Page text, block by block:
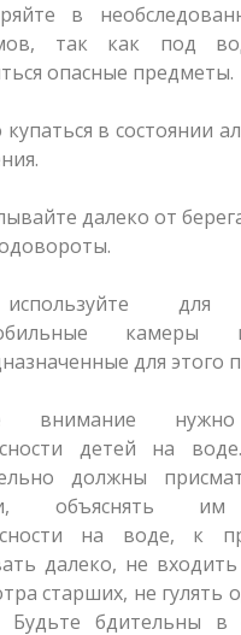
в
так как под
опасные предметы.
в состоянии
далеко от
для
камеры
для этого
внимание
детей на
должны
объяснять им
на воде, к
далеко, не
старших, не гулять
Будьте бдительны в